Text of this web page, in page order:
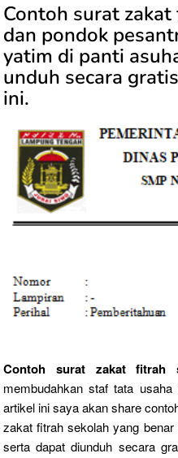
Contoh surat
dan pondok
yatim di panti
unduh secara
ini.
Contoh surat zakat fitrah
membudahkan staf tata
artikel ini saya akan share
zakat fitrah sekolah yang
serta dapat diunduh secara